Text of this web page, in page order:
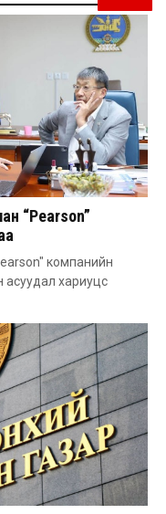
“Pearson”
компанийн
хариуцс